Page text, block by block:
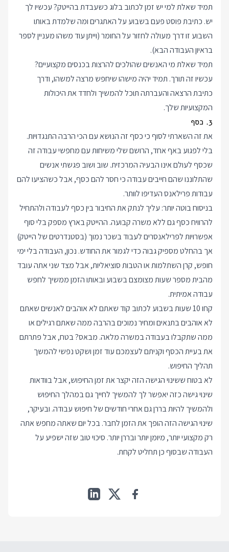
תמיד שאלת למי יש זמן לכתוב בלוג כשעבדת בהייטק? עכשיו לך
יש. כתיבת פוסט פעם בשבוע על האתגרים ומה שלמדת באותו
השבוע זו דרך מעולה לחזור על החומר (וייתן עוד משהו מעניין לספר
בראיון העבודה הבא).
תמיד שאלת מי האנשים שהולכים להרצות בכנסים מקצועיים?
עכשיו זה תורך. תמיד יהיה מישהו שיחפש מרצה למשהו, ודרך
כתיבת הרצאה והעברתה תוכל להמשיך ולחדד את היכולות
המקצועיות שלך.
3. כסף
את זה השארתי לסוף כי כסף זה הנושא עם הכי הרבה התנגדויות.
בלי לפגוע באף אחד, הרושם שלי משיחות עם מחפשי עבודה זה
שכסף לעולם אינו הבעיה המרכזית. שוב ושוב פגשתי אנשים
שהתלוננו שהם חייבים עבודה כי חסר להם כסף, אבל כשהציעו להם
עבודות פרילאנס העדיפו לוותר.
בניסוח בוטה יותר: עליך לנתק את החיבור בין כסף לעבודה ולהתחיל
להרוויח כסף גם ללא משרה קבועה. ההייטק בארץ מספק בלי סוף
אפשרויות לפרילאנסרים לעבוד בשכר נמוך (בסטנדרטים של הייטק)
אך בהחלט מספיק גבוה כדי לגמור את החודש. נכון, העבודה בלי ימי
חופש, קרן השתלמות או הטבות סוציאליות, אבל מצד שני אתה עובד
מהבית מספר שעות מצומצם בשבוע ובאותו הזמן ממשיך לחפש
עבודה אמיתית.
קחו 10 שעות בשבוע לכתוב קוד שאתם לא אוהבים לאנשים שאתם
לא אוהבים בתנאים ומחיר נמוכים בהרבה ממה שאתם רגילים או
ממה שתקבלו בעבודה במשרה מלאה. מבאס? בטח, אבל פתרתם
את בעיית הכסף וקניתם לעצמכם עוד זמן ושקט נפשי להמשך
תהליך החיפוש.
לא בטוח ששינוי הגישה הזה יקצר את זמן החיפוש, אבל בוודאות
שינוי גישה כזה יאפשר לך להמשיך לחייך גם במהלך החיפוש
ולהמשיך להיות בררן גם אחרי חודשים של חיפוש עבודה. ובעיקר,
שינוי הגישה הזה הופך את הזמן לחבר. בכל יום שאתה מחפש אתה
רק מקצועי יותר, מיומן יותר ובררן יותר. סיכוי טוב שזה ישפיע על
העבודה שבסוף כן תחליט לקחת.